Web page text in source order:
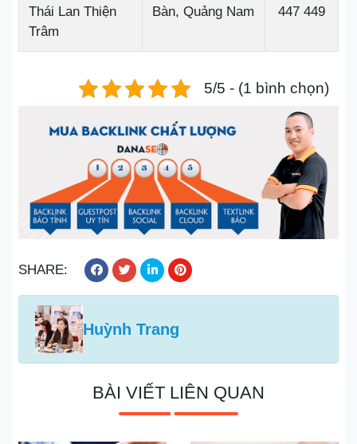
Thái Lan Thiện
Trâm
Bàn, Quảng Nam
447 449
5/5 - (1 bình chọn)
SHARE:
Huỳnh Trang
BÀI VIẾT LIÊN QUAN